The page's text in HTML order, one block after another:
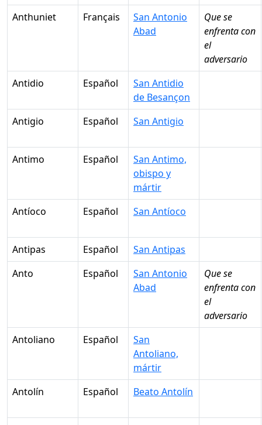
Anthuniet
Français
San Antonio
Abad
Que se
enfrenta con
el
adversario
Antidio
Español
San Antidio
de Besançon
Antigio
Español San Antigio
Antimo Español
San Antimo,
obispo y
mártir
Antíoco
Español San Antíoco
Antipas Español
San Antipas
Anto
Español
San Antonio
Abad
Que se
enfrenta con
el
adversario
Antoliano
Español
San
Antoliano,
mártir
Antolín
Español Beato Antolín